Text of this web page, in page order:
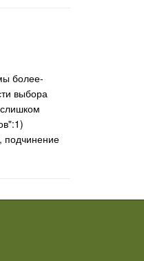
более-
выбора
подчинение